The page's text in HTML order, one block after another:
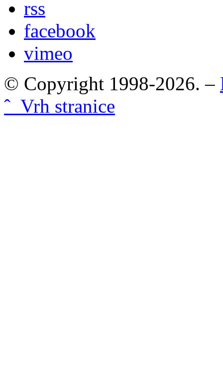
rss
facebook
vimeo
© Copyright 1998-2026. –
ˆ Vrh stranice